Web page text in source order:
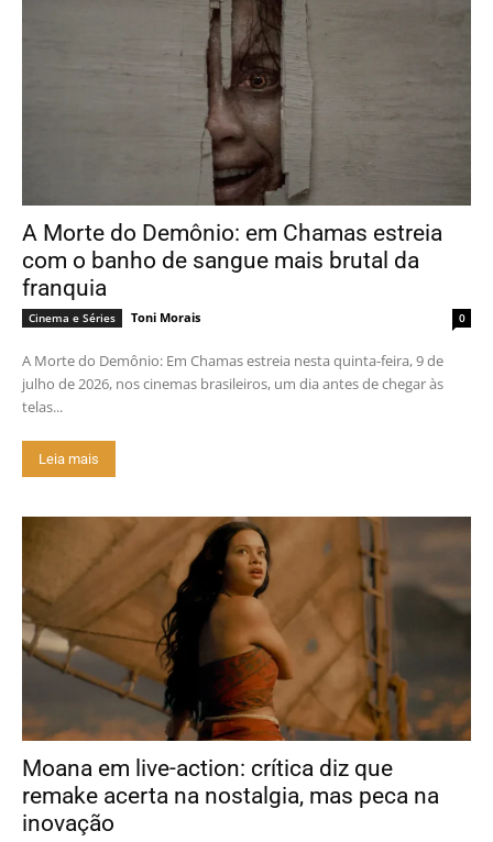
A Morte do Demônio: em Chamas estreia
com o banho de sangue mais brutal da
franquia
Cinema e Séries Toni Morais 0
A Morte do Demônio: Em Chamas estreia nesta quinta-feira, 9 de
julho de 2026, nos cinemas brasileiros, um dia antes de chegar às
telas...
Leia mais
Moana em live-action: crítica diz que
remake acerta na nostalgia, mas peca na
inovação